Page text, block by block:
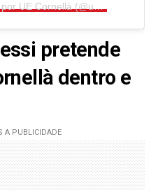
Um post compartilhado por UE Cornellà (@uecornella)
pretende
dentro e